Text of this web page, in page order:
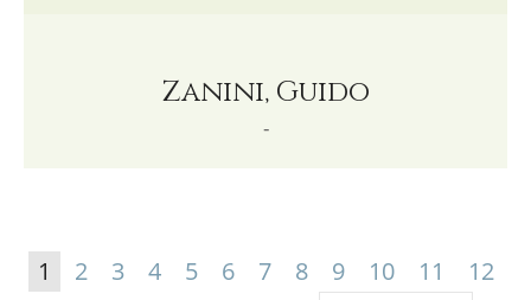
Zanini, Guido
-
1 2 3 4 5 6 7 8 9 10 11
12